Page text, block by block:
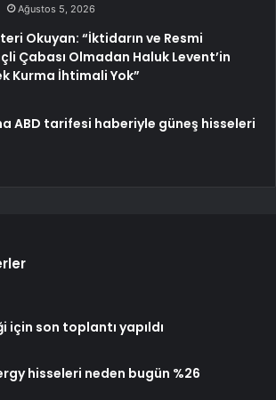
Ağustos 5, 2026
Okuyan: “İktidarın ve Resmi
Çabası Olmadan Haluk Levent’in
Kurma İhtimali Yok”
ABD tarifesi haberiyle güneş hisseleri
için son toplantı yapıldı
hisseleri neden bugün %26